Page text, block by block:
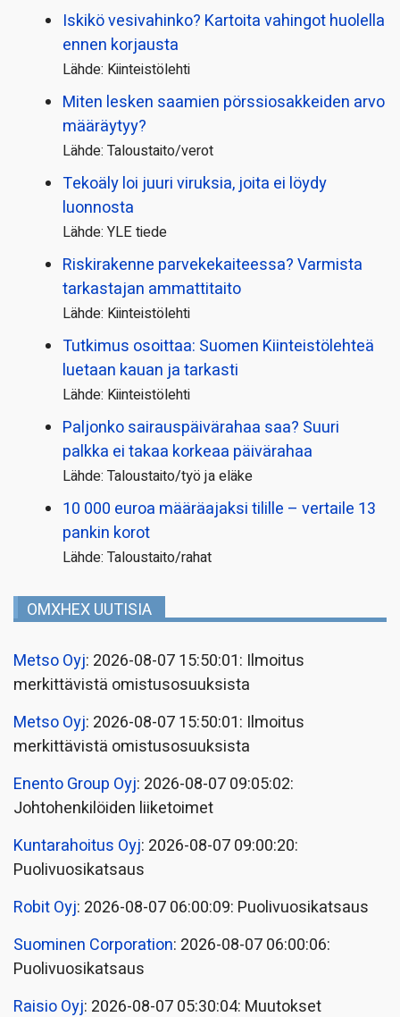
Iskikö vesivahinko? Kartoita vahingot huolella
ennen korjausta
Lähde: Kiinteistölehti
Miten lesken saamien pörssi­osakkeiden arvo
määräytyy?
Lähde: Taloustaito/verot
Tekoäly loi juuri viruksia, joita ei löydy
luonnosta
Lähde: YLE tiede
Riskirakenne parvekekaiteessa? Varmista
tarkastajan ammattitaito
Lähde: Kiinteistölehti
Tutkimus osoittaa: Suomen Kiinteistölehteä
luetaan kauan ja tarkasti
Lähde: Kiinteistölehti
Paljonko sairauspäivä­rahaa saa? Suuri
palkka ei takaa korkeaa päivärahaa
Lähde: Taloustaito/työ ja eläke
10 000 euroa määräajaksi tilille – vertaile 13
pankin korot
Lähde: Taloustaito/rahat
OMXHEX UUTISIA
Metso Oyj: 2026-08-07 15:50:01: Ilmoitus
merkittävistä omistusosuuksista
Metso Oyj: 2026-08-07 15:50:01: Ilmoitus
merkittävistä omistusosuuksista
Enento Group Oyj: 2026-08-07 09:05:02:
Johtohenkilöiden liiketoimet
Kuntarahoitus Oyj: 2026-08-07 09:00:20:
Puolivuosikatsaus
Robit Oyj: 2026-08-07 06:00:09: Puolivuosikatsaus
Suominen Corporation: 2026-08-07 06:00:06:
Puolivuosikatsaus
Raisio Oyj: 2026-08-07 05:30:04: Muutokset